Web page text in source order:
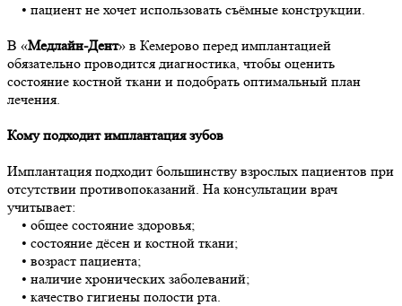
• пациент не хочет использовать съёмные конструкции.
В «Медлайн-Дент» в Кемерово перед имплантацией
обязательно проводится диагностика, чтобы оценить
состояние костной ткани и подобрать оптимальный план
лечения.
Кому подходит имплантация зубов
Имплантация подходит большинству взрослых пациентов при
отсутствии противопоказаний. На консультации врач
учитывает:
• общее состояние здоровья;
• состояние дёсен и костной ткани;
• возраст пациента;
• наличие хронических заболеваний;
• качество гигиены полости рта.